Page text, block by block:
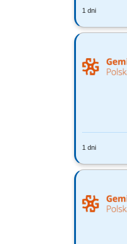
1 dni
1 dni